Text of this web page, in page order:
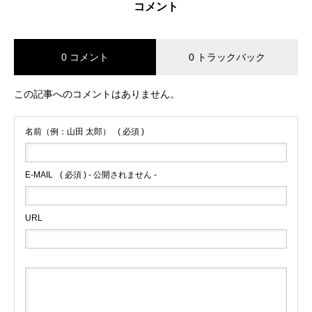
コメント
0 コメント 0 トラックバック
この記事へのコメントはありません。
名前（例：山田 太郎） ( 必須 )
E-MAIL ( 必須 ) - 公開されません -
URL